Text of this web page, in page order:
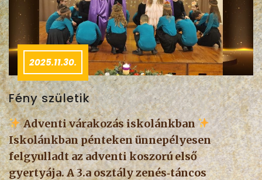
2025.11.30.
Fény születik
Adventi várakozás iskolánkban
Iskolánkban pénteken ünnepélyesen
felgyulladt az adventi koszorú első
gyertyája. A 3.a osztály zenés‑táncos